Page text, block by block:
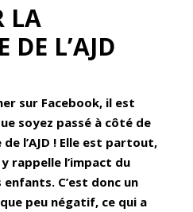
LA
DE L’AJD
sur Facebook, il est
soyez passé à côté de
l’AJD ! Elle est partout,
rappelle l’impact du
C’est donc un
peu négatif, ce qui a